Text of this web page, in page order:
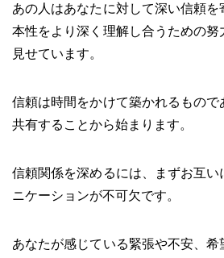
あの人はあなたに対して深い信頼
本性をより深く理解し合うための
見せています。
信頼は時間をかけて築かれるもの
共有することから始まります。
信頼関係を深めるには、まずお互い
ニケーションが不可欠です。
あなたが感じている緊張や不安、